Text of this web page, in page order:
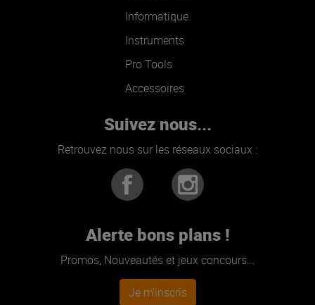
Informatique
Instruments
Pro Tools
Accessoires
Suivez nous...
Retrouvez nous sur les réseaux sociaux :
Alerte bons plans !
Promos, Nouveautés et jeux concours...
Je m'inscris